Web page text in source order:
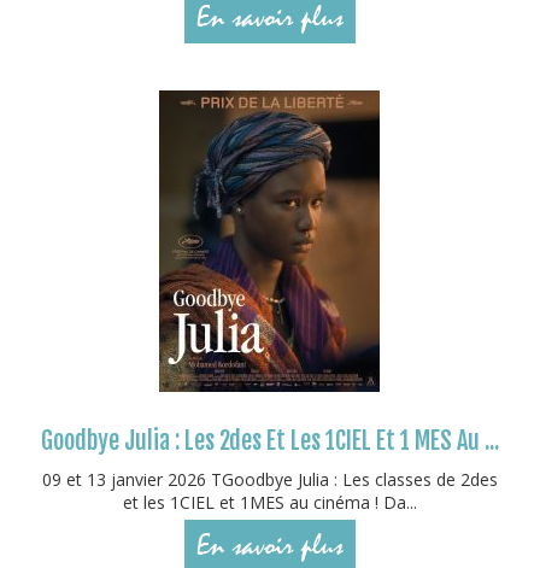
En savoir plus
Goodbye Julia : Les 2des Et Les 1CIEL Et 1 MES Au ...
09 et 13 janvier 2026 TGoodbye Julia : Les classes de 2des
et les 1CIEL et 1MES au cinéma ! Da...
En savoir plus